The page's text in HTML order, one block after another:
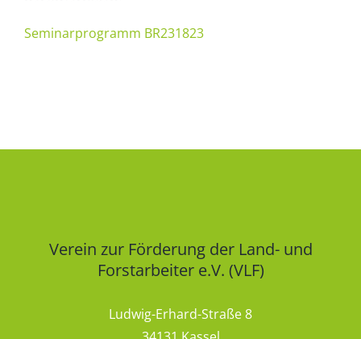
Seminarprogramm BR231823
Verein zur Förderung der Land- und
Forstarbeiter e.V. (VLF)
Ludwig-Erhard-Straße 8